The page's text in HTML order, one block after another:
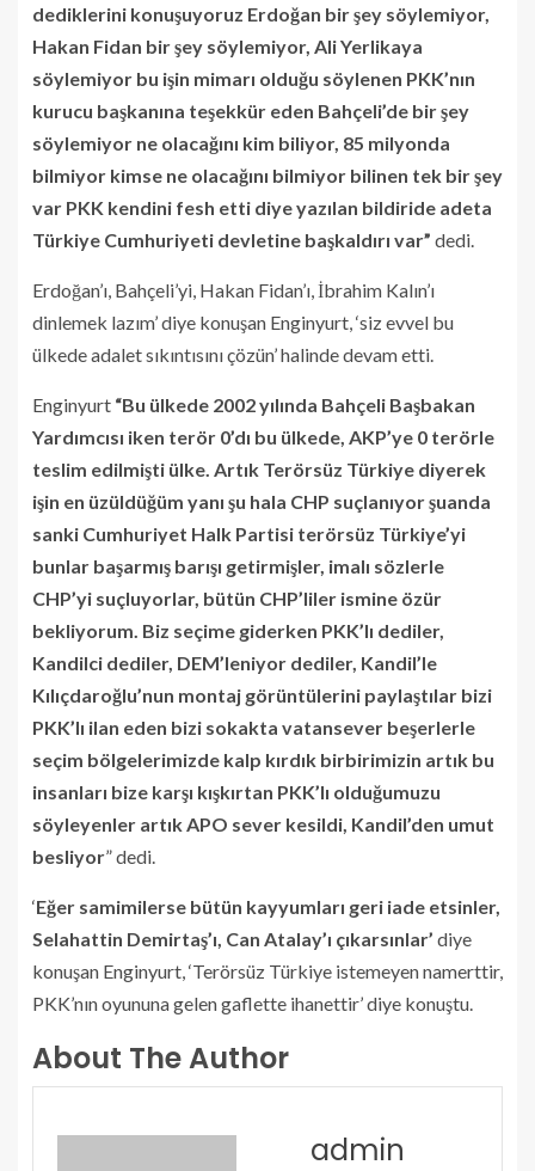
dediklerini konuşuyoruz Erdoğan bir şey söylemiyor,
Hakan Fidan bir şey söylemiyor, Ali Yerlikaya
söylemiyor bu işin mimarı olduğu söylenen PKK’nın
kurucu başkanına teşekkür eden Bahçeli’de bir şey
söylemiyor ne olacağını kim biliyor, 85 milyonda
bilmiyor kimse ne olacağını bilmiyor bilinen tek bir şey
var PKK kendini fesh etti diye yazılan bildiride adeta
Türkiye Cumhuriyeti devletine başkaldırı var” dedi.
Erdoğan’ı, Bahçeli’yi, Hakan Fidan’ı, İbrahim Kalın’ı
dinlemek lazım’ diye konuşan Enginyurt, ‘siz evvel bu
ülkede adalet sıkıntısını çözün’ halinde devam etti.
Enginyurt “Bu ülkede 2002 yılında Bahçeli Başbakan
Yardımcısı iken terör 0’dı bu ülkede, AKP’ye 0 terörle
teslim edilmişti ülke. Artık Terörsüz Türkiye diyerek
işin en üzüldüğüm yanı şu hala CHP suçlanıyor şuanda
sanki Cumhuriyet Halk Partisi terörsüz Türkiye’yi
bunlar başarmış barışı getirmişler, imalı sözlerle
CHP’yi suçluyorlar, bütün CHP’liler ismine özür
bekliyorum. Biz seçime giderken PKK’lı dediler,
Kandilci dediler, DEM’leniyor dediler, Kandil’le
Kılıçdaroğlu’nun montaj görüntülerini paylaştılar bizi
PKK’lı ilan eden bizi sokakta vatansever beşerlerle
seçim bölgelerimizde kalp kırdık birbirimizin artık bu
insanları bize karşı kışkırtan PKK’lı olduğumuzu
söyleyenler artık APO sever kesildi, Kandil’den umut
besliyor” dedi.
‘Eğer samimilerse bütün kayyumları geri iade etsinler,
Selahattin Demirtaş’ı, Can Atalay’ı çıkarsınlar’ diye
konuşan Enginyurt, ‘Terörsüz Türkiye istemeyen namerttir,
PKK’nın oyununa gelen gaflette ihanettir’ diye konuştu.
About The Author
admin